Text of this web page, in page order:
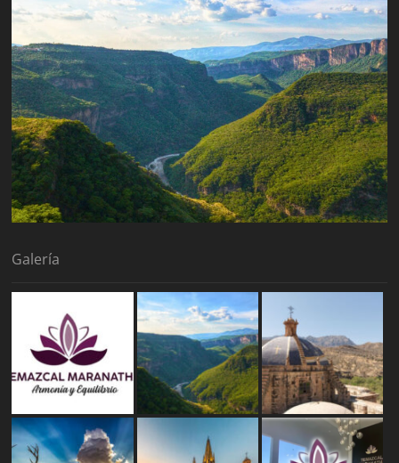
Galería